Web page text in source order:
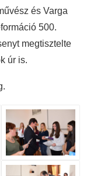
és Varga
500.
megtisztelte
úr is.